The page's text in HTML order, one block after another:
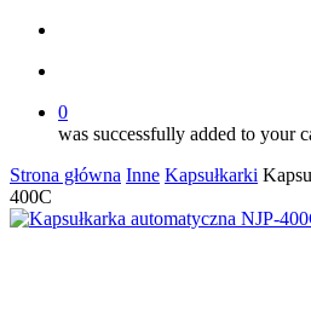
0
was successfully added to your
Strona główna Inne Kapsułkarki
400C